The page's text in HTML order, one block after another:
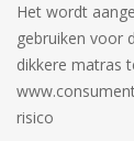
Het wordt
gebruiken voor
dikkere matras
risico